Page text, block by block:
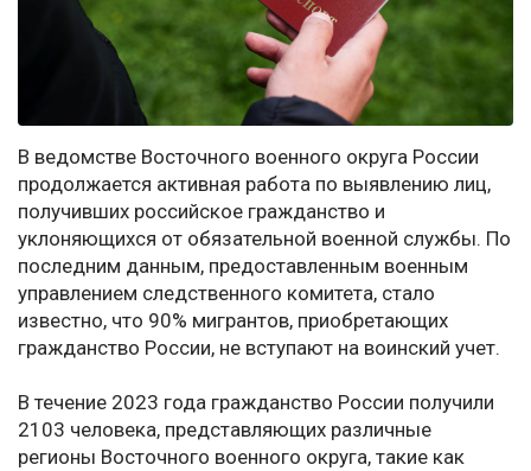
В ведомстве Восточного военного округа России
продолжается активная работа по выявлению лиц,
получивших российское гражданство и
уклоняющихся от обязательной военной службы. По
последним данным, предоставленным военным
управлением следственного комитета, стало
известно, что 90% мигрантов, приобретающих
гражданство России, не вступают на воинский учет.
В течение 2023 года гражданство России получили
2103 человека, представляющих различные
регионы Восточного военного округа, такие как